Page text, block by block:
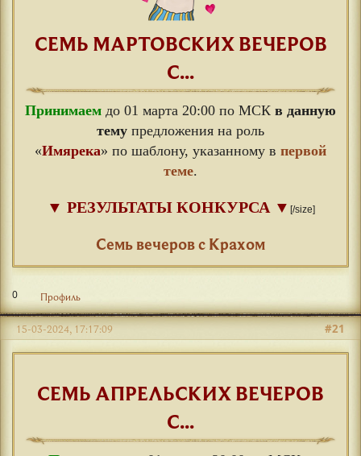
СЕМЬ МАРТОВСКИХ ВЕЧЕРОВ
С...
Принимаем до 01 марта 20:00 по МСК в данную
тему предложения на роль
«Имярека» по шаблону, указанному в первой
теме.
▼ РЕЗУЛЬТАТЫ КОНКУРСА ▼ [/size]
Семь вечеров с Крахом
0 Профиль
#21
15-03-2024, 17:17:09
СЕМЬ АПРЕЛЬСКИХ ВЕЧЕРОВ
С...